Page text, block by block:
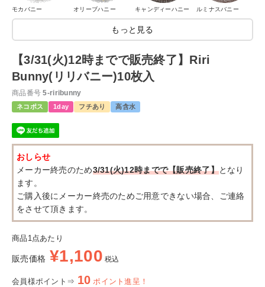
モカバニー オリーブハニー キャンディーハニー ルミナスバニー
もっと見る
【3/31(火)12時までで販売終了】Riri
Bunny(リリバニー)10枚入
商品番号 5-riribunny
ネコポス 1day フチあり 高含水
おしらせ
メーカー終売のため3/31(火)12時までで【販売終了】となり
ます。
ご購入後にメーカー終売のためご用意できない場合、ご連絡
をさせて頂きます。
商品1点あたり
販売価格 ¥1,100 税込
会員様ポイント⇒ 10 ポイント進呈！